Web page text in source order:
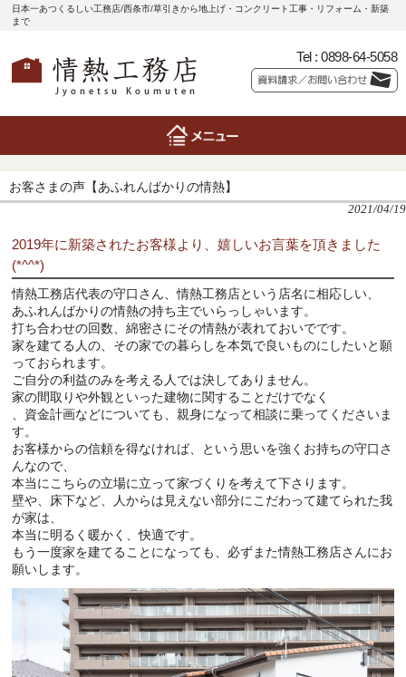
日本一あつくるしい工務店/西条市/草引きから地上げ・コンクリート工事・リフォーム・新築
まで
Tel : 0898-64-5058
お客さまの声【あふれんばかりの情熱】
2021/04/19
2019年に新築されたお客様より、嬉しいお言葉を頂きました
(*^^*)
情熱工務店代表の守口さん、情熱工務店という店名に相応しい、
あふれんばかりの情熱の持ち主でいらっしゃいます。
打ち合わせの回数、綿密さにその情熱が表れておいでです。
家を建てる人の、その家での暮らしを本気で良いものにしたいと願
っておられます。
ご自分の利益のみを考える人では決してありません。
家の間取りや外観といった建物に関することだけでなく
、資金計画などについても、親身になって相談に乗ってくださいま
す。
お客様からの信頼を得なければ、という思いを強くお持ちの守口さ
んなので、
本当にこちらの立場に立って家づくりを考えて下さります。
壁や、床下など、人からは見えない部分にこだわって建てられた我
が家は、
本当に明るく暖かく、快適です。
もう一度家を建てることになっても、必ずまた情熱工務店さんにお
願いします。